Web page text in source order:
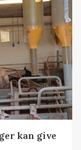
kan give